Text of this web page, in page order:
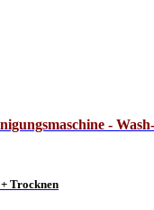
-
Trocknen